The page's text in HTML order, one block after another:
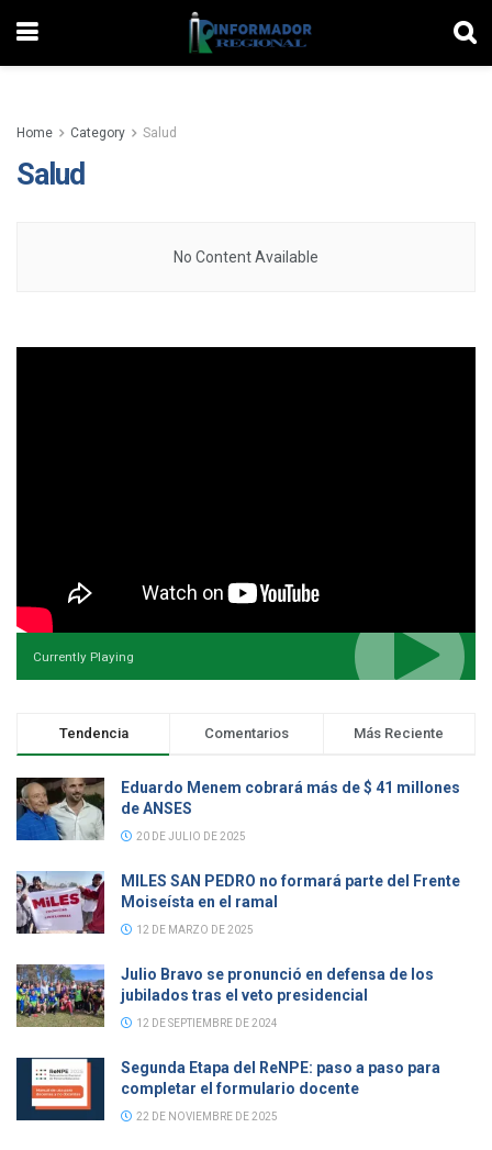
Home Category Salud
Salud
No Content Available
Currently Playing
Tendencia Comentarios Más Reciente
Eduardo Menem cobrará más de $ 41 millones
de ANSES
20 DE JULIO DE 2025
MILES SAN PEDRO no formará parte del Frente
Moiseísta en el ramal
12 DE MARZO DE 2025
Julio Bravo se pronunció en defensa de los
jubilados tras el veto presidencial
12 DE SEPTIEMBRE DE 2024
Segunda Etapa del ReNPE: paso a paso para
completar el formulario docente
22 DE NOVIEMBRE DE 2025